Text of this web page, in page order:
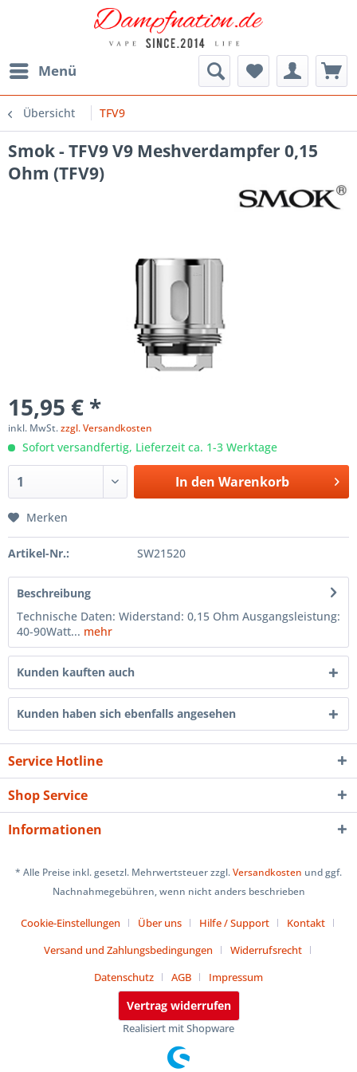
Menü
Übersicht TFV9
Smok - TFV9 V9 Meshverdampfer 0,15
Ohm (TFV9)
15,95 € *
inkl. MwSt.zzgl. Versandkosten
Sofort versandfertig, Lieferzeit ca. 1-3 Werktage
In den Warenkorb
Merken
Artikel-Nr.: SW21520
Beschreibung
Technische Daten: Widerstand: 0,15 Ohm Ausgangsleistung:
40-90Watt... mehr
Kunden kauften auch
Kunden haben sich ebenfalls angesehen
Service Hotline
Shop Service
Informationen
* Alle Preise inkl. gesetzl. Mehrwertsteuer zzgl.Versandkosten und ggf.
Nachnahmegebühren, wenn nicht anders beschrieben
Cookie-Einstellungen Über uns Hilfe / Support
Kontakt
Versand und Zahlungsbedingungen
Widerrufsrecht
Datenschutz
AGB Impressum
Vertrag widerrufen
Realisiert mit Shopware